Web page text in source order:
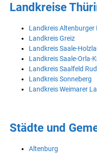
Landkreise
Landkreis Altenburger
Landkreis Greiz
Landkreis Saale-
Landkreis Saale-Orla-
Landkreis Saalfeld
Landkreis Sonneberg
Landkreis Weimarer
Städte und
Altenburg